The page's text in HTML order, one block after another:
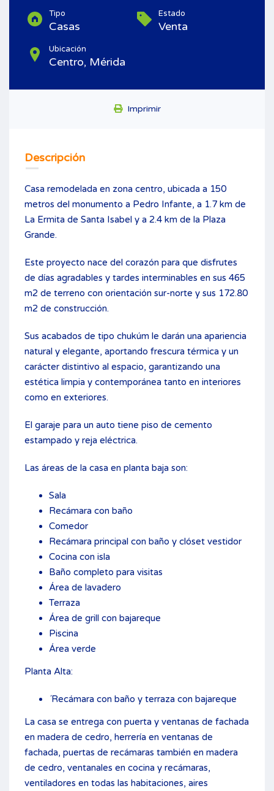
Tipo
Casas
Estado
Venta
Ubicación
Centro, Mérida
Imprimir
Descripción
Casa remodelada en zona centro, ubicada a 150
metros del monumento a Pedro Infante, a 1.7 km de
La Ermita de Santa Isabel y a 2.4 km de la Plaza
Grande.
Este proyecto nace del corazón para que disfrutes
de días agradables y tardes interminables en sus 465
m2 de terreno con orientación sur-norte y sus 172.80
m2 de construcción.
Sus acabados de tipo chukúm le darán una apariencia
natural y elegante, aportando frescura térmica y un
carácter distintivo al espacio, garantizando una
estética limpia y contemporánea tanto en interiores
como en exteriores.
El garaje para un auto tiene piso de cemento
estampado y reja eléctrica.
Las áreas de la casa en planta baja son:
Sala
Recámara con baño
Comedor
Recámara principal con baño y clóset vestidor
Cocina con isla
Baño completo para visitas
Área de lavadero
Terraza
Área de grill con bajareque
Piscina
Área verde
Planta Alta:
´Recámara con baño y terraza con bajareque
La casa se entrega con puerta y ventanas de fachada
en madera de cedro, herrería en ventanas de
fachada, puertas de recámaras también en madera
de cedro, ventanales en cocina y recámaras,
ventiladores en todas las habitaciones, aires